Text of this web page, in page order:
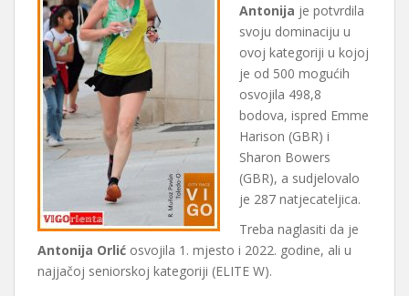
Antonija je potvrdila
svoju dominaciju u
ovoj kategoriji u kojoj
je od 500 mogućih
osvojila 498,8
bodova, ispred Emme
Harison (GBR) i
Sharon Bowers
(GBR), a sudjelovalo
je 287 natjecateljica.
Treba naglasiti da je
Antonija Orlić osvojila 1. mjesto i 2022. godine, ali u
najjačoj seniorskoj kategoriji (ELITE W).